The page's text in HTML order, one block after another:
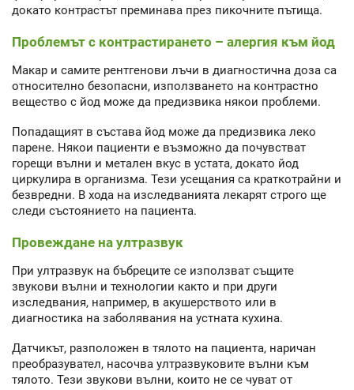
докато контрастът преминава през пикочните пътища.
Проблемът с контрастирането – алергия към йод
Макар и самите рентгенови лъчи в диагностична доза са
относително безопасни, използването на контрастно
вещество с йод може да предизвика някои проблеми.
Попадащият в състава йод може да предизвика леко
парене. Някои пациенти е възможно да почувстват
горещи вълни и метален вкус в устата, докато йод
циркулира в организма. Тези усещания са краткотрайни и
безвредни. В хода на изследванията лекарят строго ще
следи състоянието на пациента.
Провеждане на ултразвук
При ултразвук на бъбреците се използват същите
звукови вълни и технологии както и при други
изследвания, например, в акушерството или в
диагностика на заболявания на устната кухина.
Датчикът, разположен в тялото на пациента, наричан
преобразувател, насочва ултразвуковите вълни към
тялото. Тези звукови вълни, които не се чуват от